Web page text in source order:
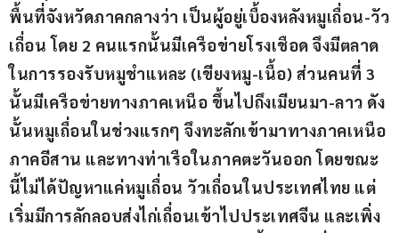
พื้นที่จังหวัดภาคกลางว่า เป็นผู้อยู่เบื้องหลังหมูเถื่อน-วัว
เถื่อน โดย 2 คนแรกนั้นมีเครือข่ายโรงเชือด จึงมีตลาด
ในการรองรับหมูชำแหละ (เขียงหมู-เนื้อ) ส่วนคนที่ 3
นั้นมีเครือข่ายทางภาคเหนือ ขึ้นไปถึงเมียนมา-ลาว ดัง
นั้นหมูเถื่อนในช่วงแรกๆ จึงทะลักเข้ามาทางภาคเหนือ
ภาคอีสาน และทางท่าเรือในภาคตะวันออก โดยขณะ
นี้ไม่ได้ปัญหาแค่หมูเถื่อน วัวเถื่อนในประเทศไทย แต่
เริ่มมีการลักลอบส่งไก่เถื่อนเข้าไปประเทศจีน และเพิ่ง